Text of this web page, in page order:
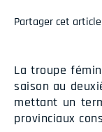
Partager cet
La troupe
saison au
mettant un
provinciaux